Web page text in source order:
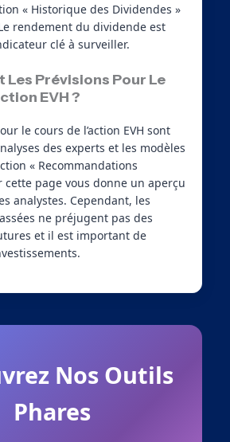
« Historique des Dividendes »
rendement du dividende est
clé à surveiller.
Les Prévisions Pour Le
EVH ?
le cours de l’action EVH sont
des experts et les modèles
« Recommandations
cette page vous donne un aperçu
analystes. Cependant, les
ne préjugent pas des
et il est important de
Nos Outils
Phares